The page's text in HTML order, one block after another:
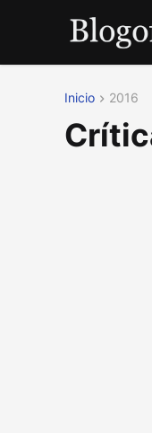
Inicio 2016